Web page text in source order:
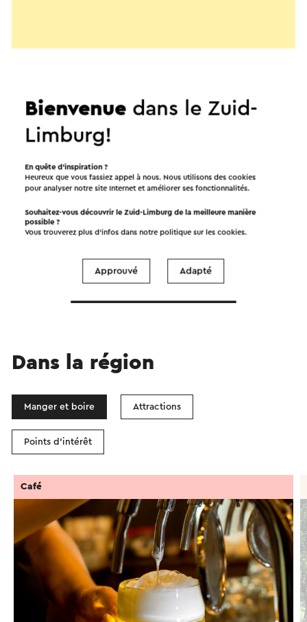
OpenStreetMap
Démarrer l’itinéraire
Afficher les filtres
Dans la région
Manger et boire Attractions
Points d'intérêt
Café
Bienvenuedans le Zuid-
Limburg!
En quête d’inspiration ?
Heureux que vous fassiez appel à nous. Nous utilisons des cookies
pour analyser notre site Internet et améliorer ses fonctionnalités.
Souhaitez-vous découvrir le Zuid-Limburg de la meilleure manière
possible ?
Vous trouverez plus d’infos dans notre politique sur lescookies.
Approuvé Adapté